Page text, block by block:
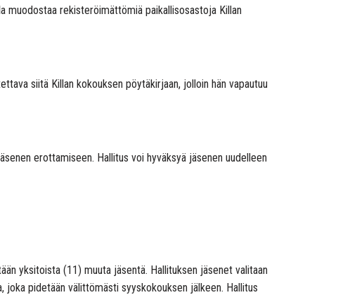
muodostaa rekisteröimättömiä paikallisosastoja Killan
siitä Killan kokouksen pöytäkirjaan, jolloin hän vapautuu
erottamiseen. Hallitus voi hyväksyä jäsenen uudelleen
yksitoista (11) muuta jäsentä. Hallituksen jäsenet valitaan
pidetään välittömästi syyskokouksen jälkeen. Hallitus